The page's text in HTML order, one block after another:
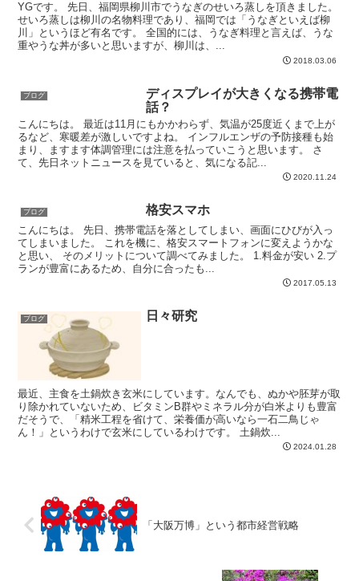
YGです。 先日、福岡県柳川市でうなぎのせいろ蒸しを頂きました。
せいろ蒸しは柳川の名物料理であり、福岡では「うなぎといえば柳
川」というほど有名です。 全国的には、うなぎ料理と言えば、うな
重やうな丼が多いと思いますが、柳川は、...
2018.03.06
ブログ
ディスプレイが大きくなる携帯電
話？
こんにちは。 最近は11月にもかかわらず、気温が25度近くまで上が
るなど、寒暖差が激しいですよね。 インフルエンザの予防接種も始
まり、ますます体調管理には注意を払っていこうと思います。 さ
て、先日ネットニュースを見ていると、気になる記...
2020.11.24
ブログ 格安スマホ
こんにちは。 先日、携帯電話を落としてしまい、画面にひびが入っ
てしまいました。 これを機に、格安スマートフォンに変えようかな
と思い、 そのメリットについて調べてみました。 1.料金が安い 2.プ
ランが豊富にあるため、自分に合ったも...
2017.05.13
ブログ 日々研究
最近、主食を土鍋炊き玄米にしています。なんでも、ぬかや胚芽が取
り除かれていないため、ビタミンB群やミネラル分が白米よりも豊富
だそうで、「精米工程を省けて、栄養価が高いなら一石二鳥じゃ
ん！」というわけで玄米にしているわけです。 土鍋炊...
2024.01.28
「大阪万博」という都市経営戦略